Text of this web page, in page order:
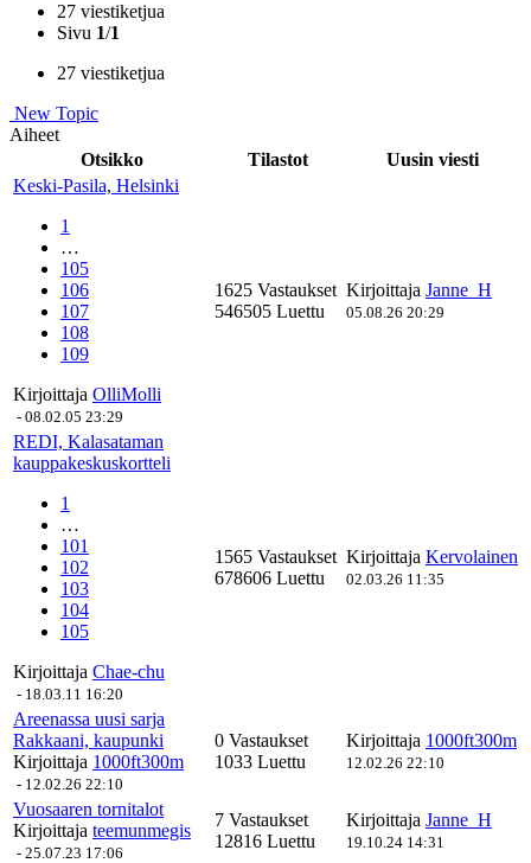
27 viestiketjua
Sivu 1/1
27 viestiketjua
New Topic
Aiheet
Otsikko
Tilastot
Uusin viesti
Keski-Pasila, Helsinki
1
…
105
106
107
108
109
Kirjoittaja OlliMolli
- 08.02.05 23:29
1625 Vastaukset
546505 Luettu
Kirjoittaja Janne_H
05.08.26 20:29
REDI, Kalasataman
kauppakeskuskortteli
1
…
101
102
103
104
105
Kirjoittaja Chae-chu
- 18.03.11 16:20
1565 Vastaukset
678606 Luettu
Kirjoittaja Kervolainen
02.03.26 11:35
Areenassa uusi sarja
Rakkaani, kaupunki
Kirjoittaja 1000ft300m
- 12.02.26 22:10
0 Vastaukset
1033 Luettu
Kirjoittaja 1000ft300m
12.02.26 22:10
Vuosaaren tornitalot
Kirjoittaja teemunmegis
- 25.07.23 17:06
7 Vastaukset
12816 Luettu
Kirjoittaja Janne_H
19.10.24 14:31